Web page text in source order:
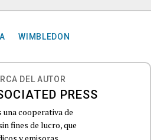
WIMBLEDON
DEL AUTOR
PRESS
una cooperativa de
fines de lucro, que